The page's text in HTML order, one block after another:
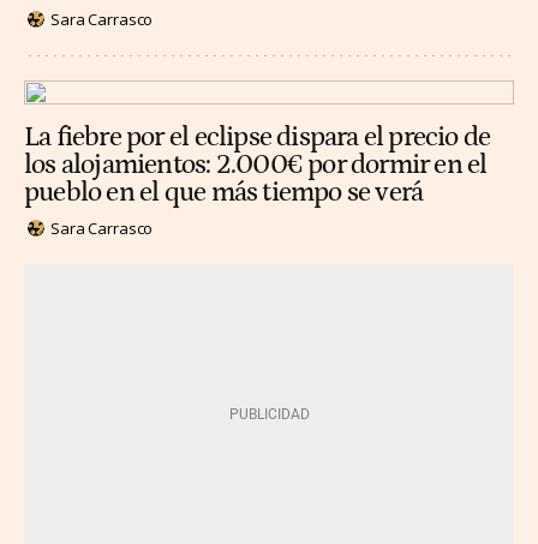
Sara Carrasco
La fiebre por el eclipse dispara el precio de
los alojamientos: 2.000€ por dormir en el
pueblo en el que más tiempo se verá
Sara Carrasco